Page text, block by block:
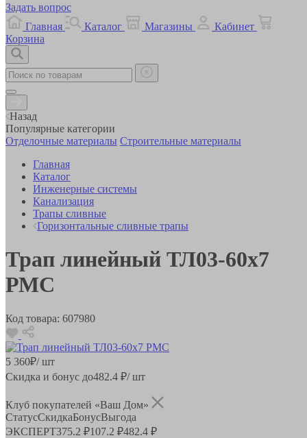
Задать вопрос
Главная
Каталог Магазины
Кабинет
Корзина
Назад
Популярные категории
Отделочные материалы Строительные материалы
Главная
Каталог
Инженерные системы
Канализация
Трапы сливные
Горизонтальные сливные трапы
Трап линейный ТЛ03-60х7
РМС
Код товара: 607980
5 360₽/ шт
Скидка и бонус до482.4 ₽/ шт
Клуб покупателей «Ваш Дом»
СтатусСкидкаБонусВыгода
ЭКСПЕРТ375.2 ₽107.2 ₽482.4 ₽